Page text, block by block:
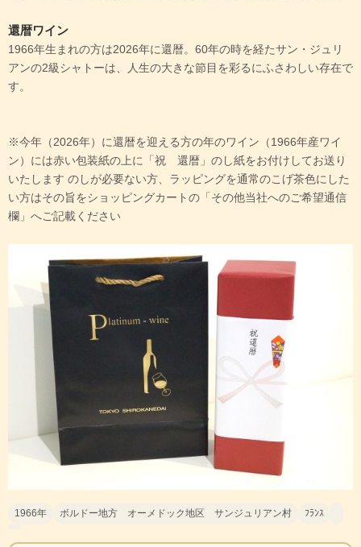
還暦ワイン
1966年生まれの方は2026年に還暦。60年の時を経たサン・ジュリ
アンの2級シャトーは、人生の大きな節目を彩るにふさわしい存在で
す。
※今年（2026年）に還暦を迎える方の年のワイン（1966年産ワイ
ン）には赤い包装紙の上に「祝 還暦」のし紙をお付けしてお送り
いたします のしが必要ない方、ラッピングを通常のこげ茶色にした
い方はその旨をショッピングカートの「その他当社へのご希望通信
欄」へご記載ください
1966年 ボルドー地方 オーメドック地区 サンジュリアン村 ﾌﾗﾝｽ